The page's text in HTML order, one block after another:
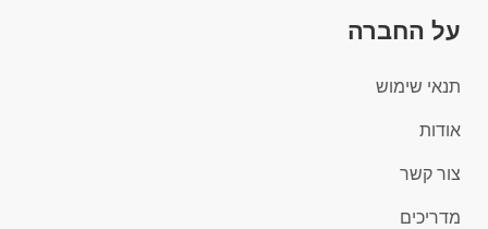
על החברה
תנאי שימוש
אודות
צור קשר
מדריכים